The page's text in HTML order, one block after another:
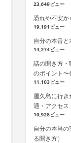
23,649ビュー
恐れや不安
19,191ビュー
自分の本音と
14,274ビュー
話の聞き方・
のポイント〜
11,103ビュー
屋久島に行
通・アクセス
10,928ビュー
自分の本当
る聞き方）